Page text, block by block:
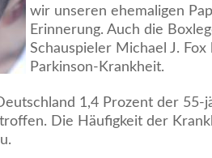
wir unseren ehemaligen
Erinnerung. Auch die
Schauspieler Michael J.
Parkinson-Krankheit.
1,4 Prozent der 55-
Die Häufigkeit der